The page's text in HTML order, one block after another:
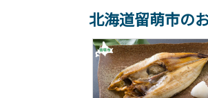
北海道留萌市の